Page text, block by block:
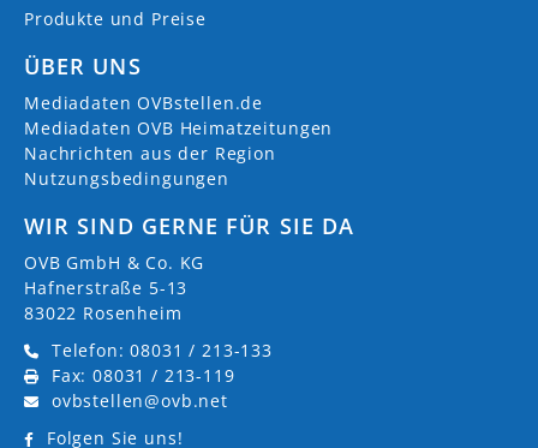
Produkte und Preise
ÜBER UNS
Mediadaten OVBstellen.de
Mediadaten OVB Heimatzeitungen
Nachrichten aus der Region
Nutzungsbedingungen
WIR SIND GERNE FÜR SIE DA
OVB GmbH & Co. KG
Hafnerstraße 5-13
83022 Rosenheim
Telefon: 08031 / 213-133
Fax: 08031 / 213-119
ovbstellen@ovb.net
Folgen Sie uns!